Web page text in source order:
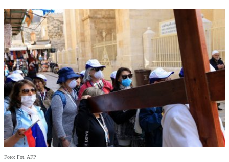
Foto: Fot. AFP